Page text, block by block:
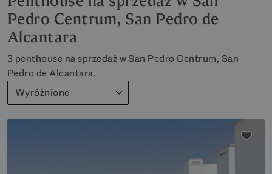
Pedro Centrum, San Pedro de
Alcantara
3 penthouse na sprzedaż w San Pedro Centrum, San
Pedro de Alcantara.
Wyróżnione